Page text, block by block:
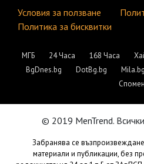
Условия за ползване
Политика за бисквитки
МГБ 24 Часа 168 Часа
BgDnes.bg
DotBg.bg Mila.bg
Спомен
© 2019 MenTrend.
Забранява се
материали и публикации, без